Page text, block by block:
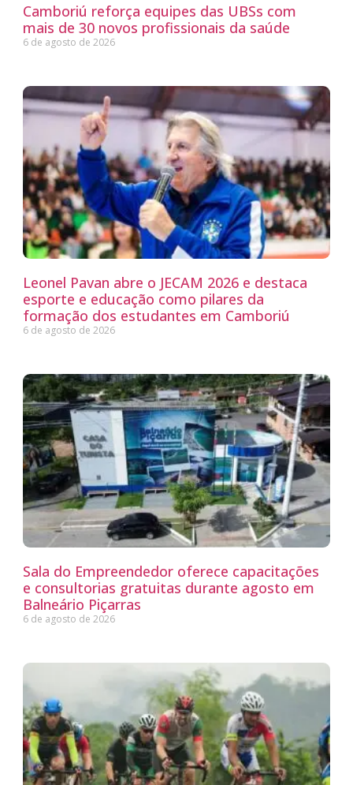
Camboriú reforça equipes das UBSs com
mais de 30 novos profissionais da saúde
6 de agosto de 2026
Leonel Pavan abre o JECAM 2026 e destaca
esporte e educação como pilares da
formação dos estudantes em Camboriú
6 de agosto de 2026
Sala do Empreendedor oferece capacitações
e consultorias gratuitas durante agosto em
Balneário Piçarras
6 de agosto de 2026